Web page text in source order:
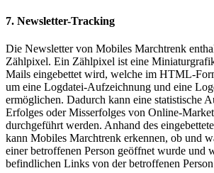
7. Newsletter-Tracking
Die Newsletter von Mobiles Marchtrenk
Zählpixel. Ein Zählpixel ist eine
Mails eingebettet wird, welche im HTML-
um eine Logdatei-Aufzeichnung und eine
ermöglichen. Dadurch kann eine statistische
Erfolges oder Misserfolges von Online-
durchgeführt werden. Anhand des
kann Mobiles Marchtrenk erkennen, ob und
einer betroffenen Person geöffnet wurde und
befindlichen Links von der betroffenen